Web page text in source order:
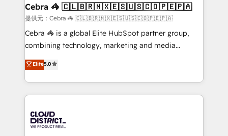
CS: 245% organic growth & +751% new visitors for a
full-funnel HubSpot project ✨ CS: 415% conversion
boost with a new HubSpot site Recognized leaders:
🏆 HubSpot Platform Migration Impact Award 🏆
Inbound Campaign of the Year 🏆 Gold AVA Digital
Award for Best Website 🌟 Accreditations: CRM
Cebra 🦓 🇨🇱🇧🇷🇲🇽🇪🇸🇺🇸🇨🇴🇵🇪🇵🇦
提供元：Cebra 🦓 🇨🇱🇧🇷🇲🇽🇪🇸🇺🇸🇨🇴🇵🇪🇵🇦
Cebra 🦓 is a global Elite HubSpot partner group,
combining technology, marketing and media
expertise across Latin America and Southern
Europe, with teams across 7 countries. Born in Chile,
we combine local insight with international reach to
help businesses grow through technology, creativity,
500+ HubSpot implementations, building end-to-
end solutions that integrate CRM, AI automation,
Elite5.0